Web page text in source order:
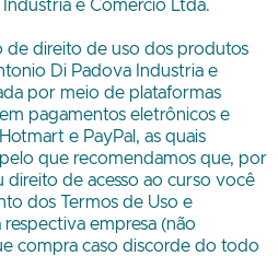
e Comercio Ltda.
de direito de uso dos produtos
Di Padova Industria e
por meio de plataformas
pagamentos eletrônicos e
e PayPal, as quais
que recomendamos que, por
direito de acesso ao curso você
dos Termos de Uso e
respectiva empresa (não
compra caso discorde do todo